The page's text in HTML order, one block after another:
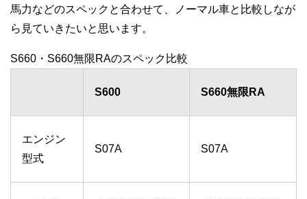
馬力などのスペックと合わせて、ノーマル車と比較しなが
ら見ていきたいと思います。
S660・S660無限RAのスペック比較
S600 S660無限RA
エンジン
型式
S07A S07A